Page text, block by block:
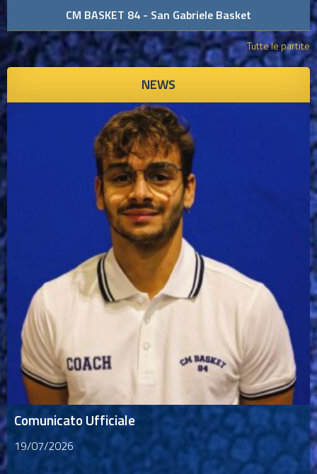
CM BASKET 84 - San Gabriele Basket
Tutte le partite
NEWS
Comunicato Ufficiale
19/07/2026